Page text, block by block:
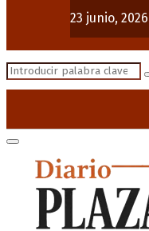
23 junio, 2026
Search
Primary
Menu